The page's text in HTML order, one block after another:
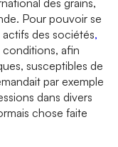
Pour pouvoir se
des sociétés,
afin
susceptibles de
par exemple
dans divers
chose faite